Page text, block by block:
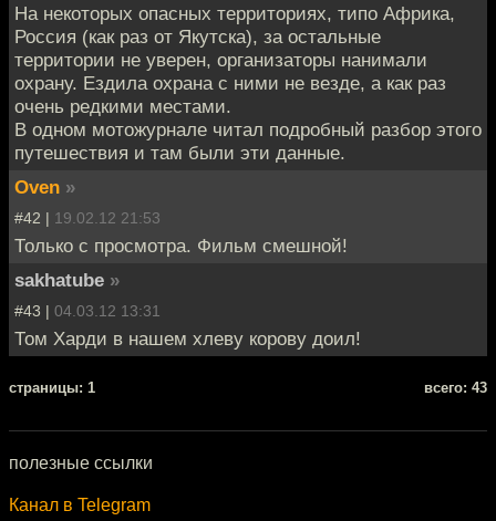
На некоторых опасных территориях, типо Африка,
Россия (как раз от Якутска), за остальные
территории не уверен, организаторы нанимали
охрану. Ездила охрана с ними не везде, а как раз
очень редкими местами.
В одном мотожурнале читал подробный разбор этого
путешествия и там были эти данные.
Oven »
#42 | 19.02.12 21:53
Только с просмотра. Фильм смешной!
sakhatube »
#43 | 04.03.12 13:31
Том Харди в нашем хлеву корову доил!
cтраницы: 1 всего: 43
полезные ссылки
Канал в Telegram